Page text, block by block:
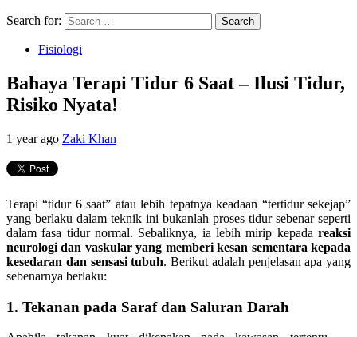
Search for:
Fisiologi
Bahaya Terapi Tidur 6 Saat – Ilusi Tidur,
Risiko Nyata!
1 year ago Zaki Khan
Terapi “tidur 6 saat” atau lebih tepatnya keadaan “tertidur sekejap”
yang berlaku dalam teknik ini bukanlah proses tidur sebenar seperti
dalam fasa tidur normal. Sebaliknya, ia lebih mirip kepada reaksi
neurologi dan vaskular yang memberi kesan sementara kepada
kesedaran dan sensasi tubuh. Berikut adalah penjelasan apa yang
sebenarnya berlaku:
1. Tekanan pada Saraf dan Saluran Darah